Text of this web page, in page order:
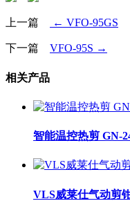
上一篇 ← VFO-95GS
下一篇 VFO-95S →
相关产品
智能温控热剪 GN-
VLS威莱仕气动剪